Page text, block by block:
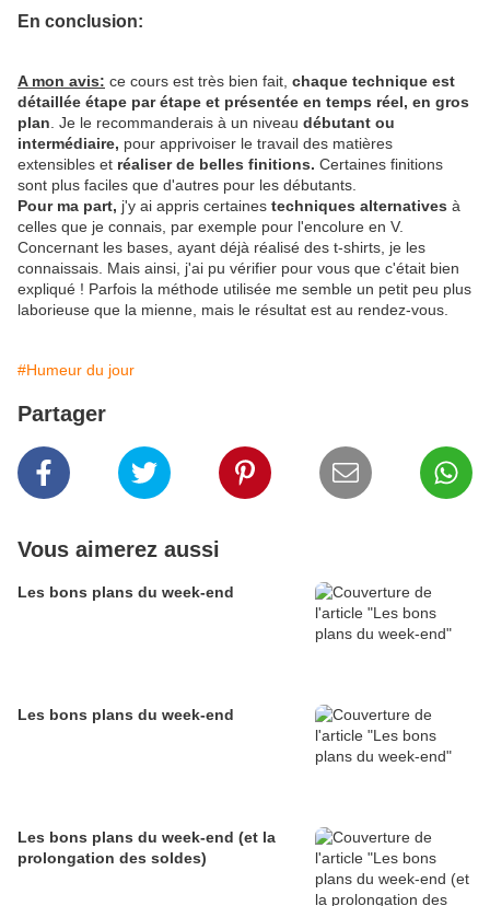
En conclusion:
A mon avis: ce cours est très bien fait, chaque technique est
détaillée étape par étape et présentée en temps réel, en gros
plan. Je le recommanderais à un niveau débutant ou
intermédiaire, pour apprivoiser le travail des matières
extensibles et réaliser de belles finitions. Certaines finitions
sont plus faciles que d'autres pour les débutants.
Pour ma part, j'y ai appris certaines techniques alternatives à
celles que je connais, par exemple pour l'encolure en V.
Concernant les bases, ayant déjà réalisé des t-shirts, je les
connaissais. Mais ainsi, j'ai pu vérifier pour vous que c'était bien
expliqué ! Parfois la méthode utilisée me semble un petit peu plus
laborieuse que la mienne, mais le résultat est au rendez-vous.
#Humeur du jour
Partager
Vous aimerez aussi
Les bons plans du week-end
Les bons plans du week-end
Les bons plans du week-end (et la
prolongation des soldes)